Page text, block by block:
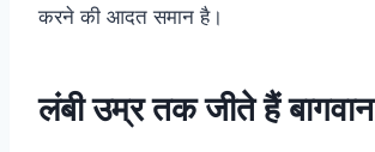
करने की आदत समान है।
लंबी उम्र तक जीते हैं बागवान